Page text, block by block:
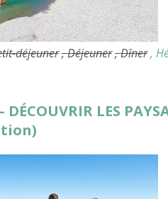
déjeuner, Déjeuner, Dîner,
DÉCOUVRIR LES